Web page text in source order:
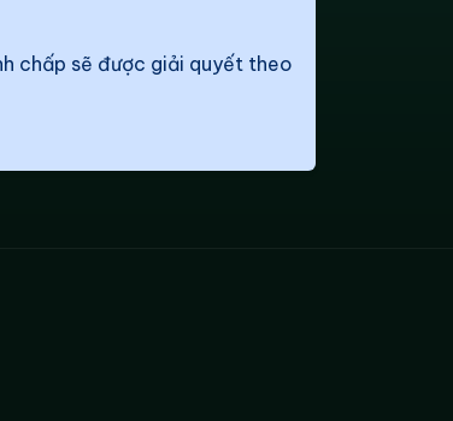
chấp sẽ được giải quyết theo